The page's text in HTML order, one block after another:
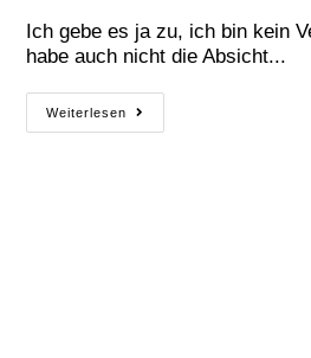
Ich gebe es ja zu, ich bin kein
habe auch nicht die Absicht...
Weiterlesen